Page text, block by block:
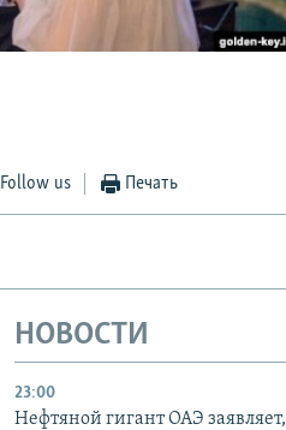
Follow us Печать
НОВОСТИ
23:00
Нефтяной гигант ОАЭ